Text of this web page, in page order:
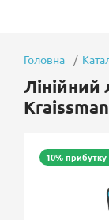
Головна
Лінійний
10%